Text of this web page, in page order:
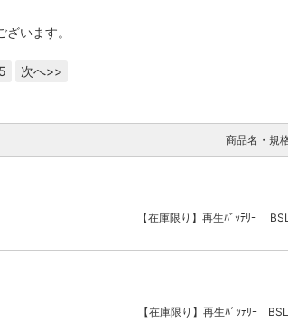
います。
5 次へ>>
商品名・規
【在庫限り】再生ﾊﾞｯﾃﾘｰ
【在庫限り】再生ﾊﾞｯﾃﾘｰ